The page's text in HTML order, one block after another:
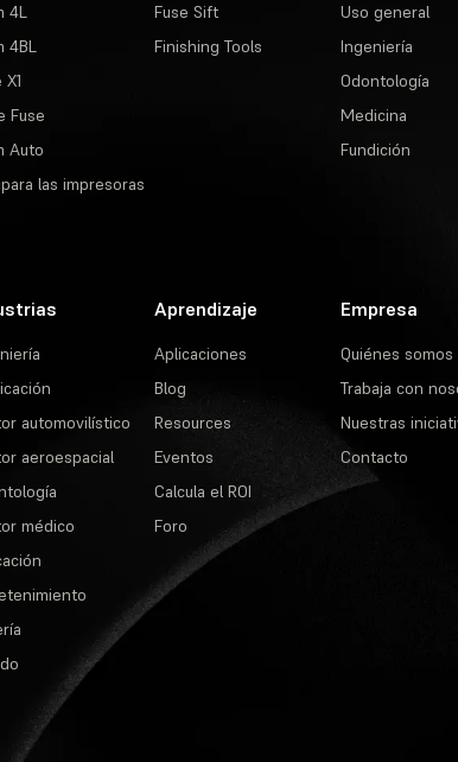
4L
4BL
Fuse
Auto
las impresoras
Fuse Sift
Finishing Tools
Uso general
Ingeniería
Odontología
Medicina
Fundición
automovilístico
aeroespacial
médico
Aprendizaje
Aplicaciones
Blog
Resources
Eventos
Calcula el ROI
Foro
Empresa
Quiénes somos
Trabaja con
Nuestras
Contacto